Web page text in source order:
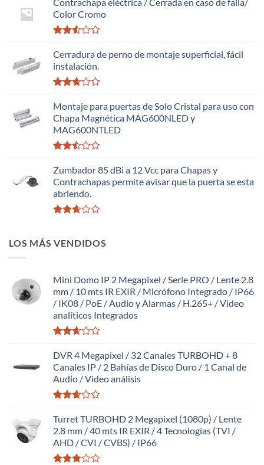
Contrachapa eléctrica / Cerrada en caso de falla/
Color Cromo
con
2.51
de 5
Cerradura de perno de montaje superficial, fácil
instalación.
con
2.63
de 5
Montaje para puertas de Solo Cristal para uso con
Chapa Magnética MAG600NLED y
MAG600NTLED
con
2.50
de 5
Zumbador 85 dBi a 12 Vcc para Chapas y
Contrachapas permite avisar que la puerta se esta
abriendo.
2.64
LOS MÁS VENDIDOS
Mini Domo IP 2 Megapixel / Serie PRO / Lente 2.8
mm / 10 mts IR EXIR / Micrófono Integrado / IP66
/ IK08 / PoE / Audio y Alarmas / H.265+ / Video
analíticos Integrados
con
2.59
de 5
DVR 4 Megapixel / 32 Canales TURBOHD + 8
Canales IP / 2 Bahías de Disco Duro / 1 Canal de
Audio / Video análisis
con
2.65
de 5
Turret TURBOHD 2 Megapixel (1080p) / Lente
2.8 mm / 40 mts IR EXIR / 4 Tecnologías (TVI /
AHD / CVI / CVBS) / IP66